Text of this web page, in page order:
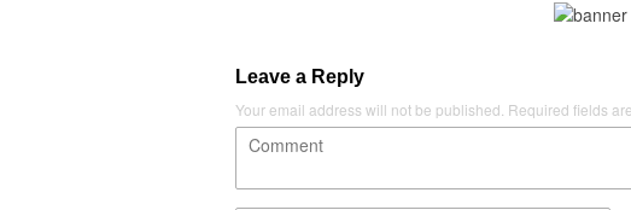
Leave a Reply
Your email address will not be published. Required fields